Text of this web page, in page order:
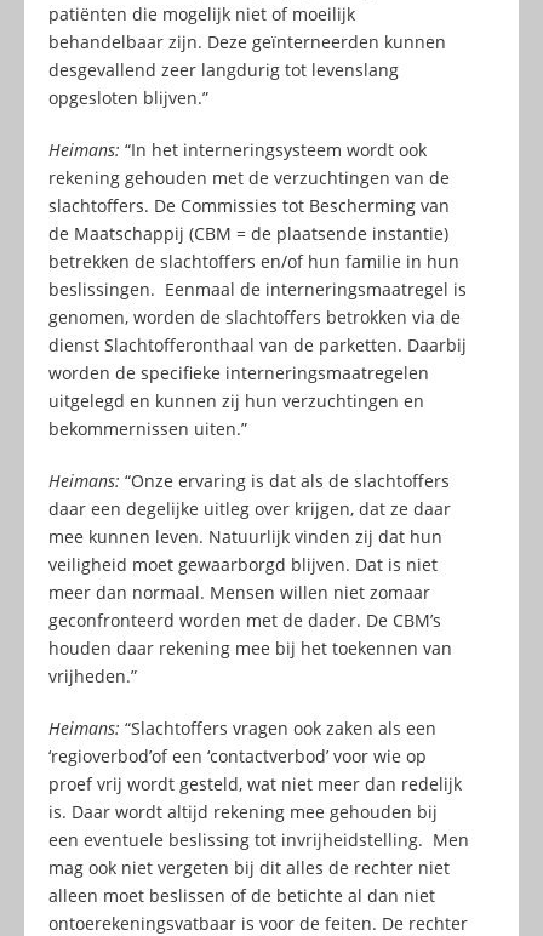
patiënten die mogelijk niet of moeilijk
behandelbaar zijn. Deze geïnterneerden kunnen
desgevallend zeer langdurig tot levenslang
opgesloten blijven.”
Heimans: “In het interneringsysteem wordt ook
rekening gehouden met de verzuchtingen van de
slachtoffers. De Commissies tot Bescherming van
de Maatschappij (CBM = de plaatsende instantie)
betrekken de slachtoffers en/of hun familie in hun
beslissingen. Eenmaal de interneringsmaatregel is
genomen, worden de slachtoffers betrokken via de
dienst Slachtofferonthaal van de parketten. Daarbij
worden de specifieke interneringsmaatregelen
uitgelegd en kunnen zij hun verzuchtingen en
bekommernissen uiten.”
Heimans: “Onze ervaring is dat als de slachtoffers
daar een degelijke uitleg over krijgen, dat ze daar
mee kunnen leven. Natuurlijk vinden zij dat hun
veiligheid moet gewaarborgd blijven. Dat is niet
meer dan normaal. Mensen willen niet zomaar
geconfronteerd worden met de dader. De CBM’s
houden daar rekening mee bij het toekennen van
vrijheden.”
Heimans: “Slachtoffers vragen ook zaken als een
‘regioverbod’of een ‘contactverbod’ voor wie op
proef vrij wordt gesteld, wat niet meer dan redelijk
is. Daar wordt altijd rekening mee gehouden bij
een eventuele beslissing tot invrijheidstelling. Men
mag ook niet vergeten bij dit alles de rechter niet
alleen moet beslissen of de betichte al dan niet
ontoerekeningsvatbaar is voor de feiten. De rechter